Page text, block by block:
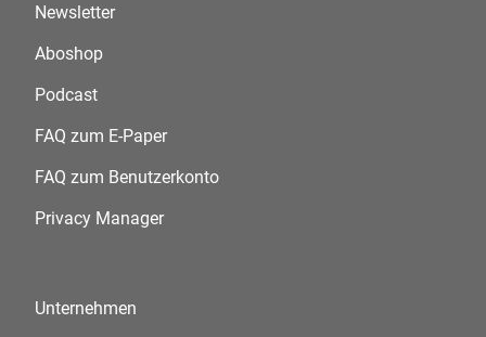
Newsletter
Aboshop
Podcast
FAQ zum E-Paper
FAQ zum Benutzerkonto
Privacy Manager
Unternehmen